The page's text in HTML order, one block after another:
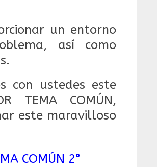
un entorno
así como
con ustedes este
TEMA COMÚN,
este maravilloso
COMÚN 2°